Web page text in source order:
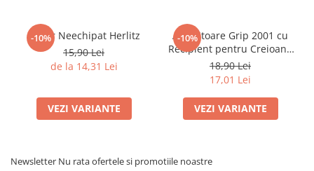
Penare neechipate
Pictură și desen
Accesorii pentru pictură
Creioane grafit și cărbune
Culori acrilice
Pensule
-10%
Penar Neechipat Herlitz
15,90 Lei
de la 14,31 Lei
VEZI VARIANTE
-10%
Ascuțitoare Grip 2001 cu
Recipient pentru Creioane
Standard și Jumbo Faber-
Castell
18,90 Lei
17,01 Lei
VEZI VARIANTE
Newsletter Nu rata ofertele si promotiile noastre